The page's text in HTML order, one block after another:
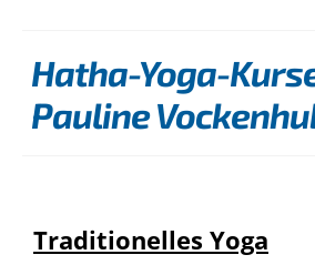
Hatha-Yoga-
Pauline
Traditionelles Yoga